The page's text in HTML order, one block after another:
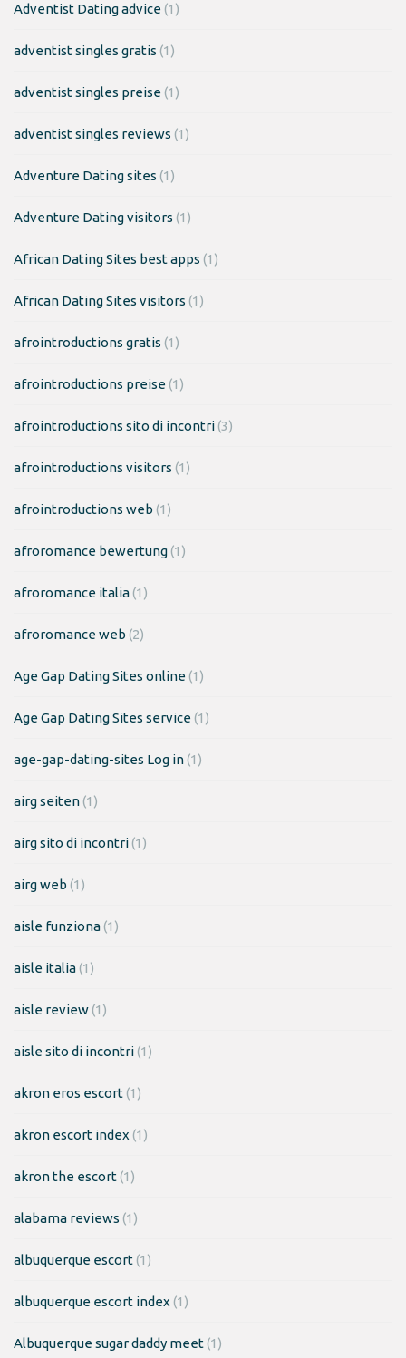
Adventist Dating advice(1)
adventist singles gratis (1)
adventist singles preise(1)
adventist singles reviews (1)
Adventure Dating sites (1)
Adventure Dating visitors (1)
African Dating Sites best apps (1)
African Dating Sites visitors (1)
afrointroductions gratis (1)
afrointroductions preise(1)
afrointroductions sito di incontri(3)
afrointroductions visitors (1)
afrointroductions web (1)
afroromance bewertung(1)
afroromance italia(1)
afroromance web (2)
Age Gap Dating Sites online(1)
Age Gap Dating Sites service(1)
age-gap-dating-sites Log in(1)
airg seiten(1)
airg sito di incontri(1)
airg web (1)
aisle funziona(1)
aisle italia(1)
aisle review(1)
aisle sito di incontri(1)
akron eros escort(1)
akron escort index (1)
akron the escort(1)
alabama reviews (1)
albuquerque escort(1)
albuquerque escort index (1)
Albuquerque sugar daddy meet(1)